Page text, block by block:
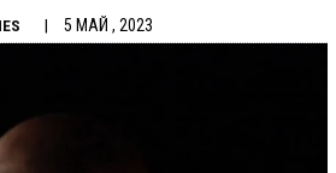
5 МАЙ , 2023